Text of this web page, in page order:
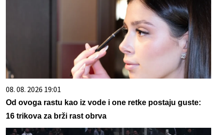
08. 08. 2026 19:01
Od ovoga rastu kao iz vode i one retke postaju guste:
16 trikova za brži rast obrva